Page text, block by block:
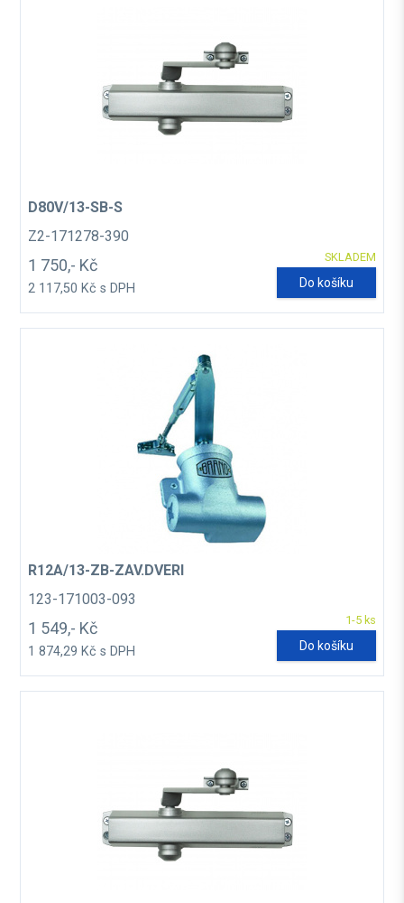
D80V/13-SB-S
Z2-171278-390
SKLADEM
1 750,- Kč
2 117,50 Kč s DPH Do košíku
R12A/13-ZB-ZAV.DVERI
123-171003-093
1-5 ks
1 549,- Kč
1 874,29 Kč s DPH Do košíku